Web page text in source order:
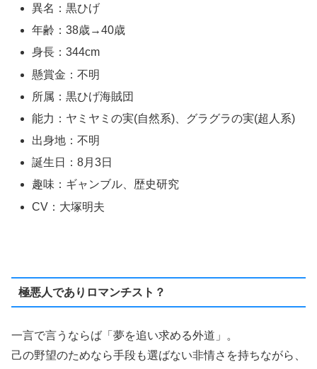
異名：黒ひげ
年齢：38歳→40歳
身長：344cm
懸賞金：不明
所属：黒ひげ海賊団
能力：ヤミヤミの実(自然系)、グラグラの実(超人系)
出身地：不明
誕生日：8月3日
趣味：ギャンブル、歴史研究
CV：大塚明夫
極悪人でありロマンチスト？
一言で言うならば「夢を追い求める外道」。
己の野望のためなら手段も選ばない非情さを持ちながら、